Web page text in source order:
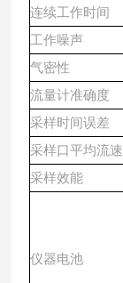
连续工作时间
工作噪声
气密性
流量计准确度
采样时间误差
采样口平均流速
采样效能
仪器电池